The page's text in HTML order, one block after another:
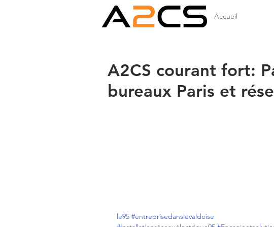
Accueil
A2CS courant fort:
bureaux Paris et
le95 #entreprisedanslevaldoise